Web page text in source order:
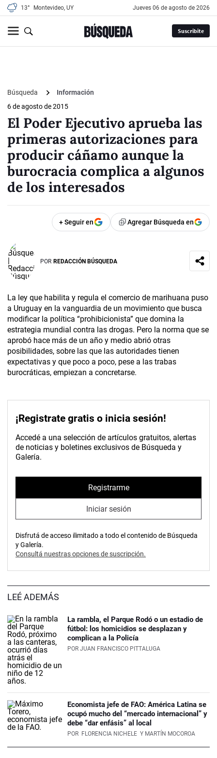
13° Montevideo, UY jueves 06 de agosto de 2026
Suscribite
Búsqueda
Información
6 de agosto de 2015
El Poder Ejecutivo aprueba las
primeras autorizaciones para
producir cáñamo aunque la
burocracia complica a algunos
de los interesados
+ Seguir en Agregar Búsqueda en
POR REDACCIÓN BÚSQUEDA
La ley que habilita y regula el comercio de marihuana puso
a Uruguay en la vanguardia de un movimiento que busca
modificar la política “prohibicionista” que domina la
estrategia mundial contra las drogas. Pero la norma que se
aprobó hace más de un año y medio abrió otras
posibilidades, sobre las que las autoridades tienen
expectativas y que poco a poco, pese a las trabas
burocráticas, empiezan a concretarse.
¡Registrate gratis o inicia sesión!
Accedé a una selección de artículos gratuitos, alertas
de noticias y boletines exclusivos de Búsqueda y
Galería.
Registrarme
Iniciar sesión
Disfrutá de acceso ilimitado a todo el contenido de Búsqueda
y Galería.
Consultá nuestras opciones de suscripción.
LEÉ ADEMÁS
La rambla, el Parque Rodó o un estadio de
fútbol: los homicidios se desplazan y
complican a la Policía
POR JUAN FRANCISCO PITTALUGA
Economista jefe de FAO: América Latina se
ocupó mucho del “mercado internacional” y
debe “dar enfásis” al local
POR FLORENCIA NICHELE Y MARTÍN MOCOROA